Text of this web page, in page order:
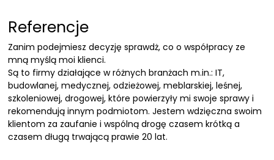
Referencje
Zanim podejmiesz decyzję sprawdż, co o współpracy ze
mną myślą moi klienci.
Są to firmy działające w różnych branżach m.in.: IT,
budowlanej, medycznej, odzieżowej, meblarskiej, leśnej,
szkoleniowej, drogowej, które powierzyły mi swoje sprawy i
rekomendują innym podmiotom. Jestem wdzięczna swoim
klientom za zaufanie i wspólną drogę czasem krótką a
czasem długą trwającą prawie 20 lat.